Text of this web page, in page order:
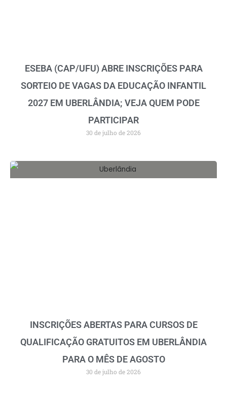
ESEBA (CAP/UFU) ABRE INSCRIÇÕES PARA
SORTEIO DE VAGAS DA EDUCAÇÃO INFANTIL
2027 EM UBERLÂNDIA; VEJA QUEM PODE
PARTICIPAR
30 de julho de 2026
INSCRIÇÕES ABERTAS PARA CURSOS DE
QUALIFICAÇÃO GRATUITOS EM UBERLÂNDIA
PARA O MÊS DE AGOSTO
30 de julho de 2026